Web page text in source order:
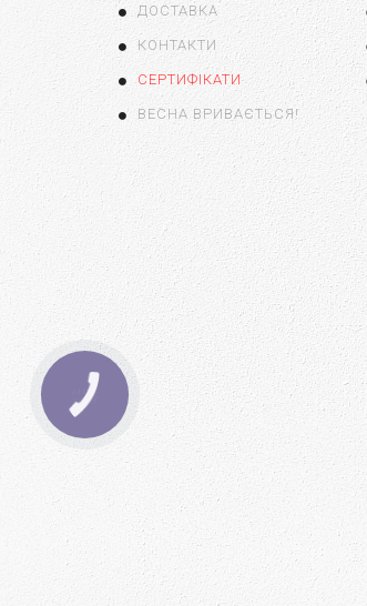
ДОСТАВКА
КОНТАКТИ
СЕРТИФІКАТИ
ВЕСНА ВРИВАЄТЬСЯ!
КНОПКА
ЗВ'ЯЗКУ